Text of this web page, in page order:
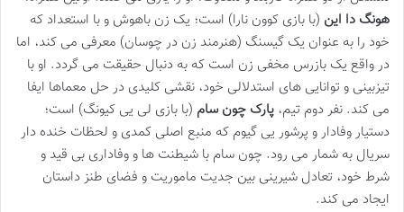
هونگ دا این (با بازی کوون نارا) است؛ یک زن باهوش و با استعداد که
خود را به عنوان یک گیسنگ (هنرمند زن در چوسان) معرفی می کند، اما
در واقع یک بازرس مخفی زن است که به دنبال حقیقت می گردد. او با
تیزبینی و توانایی های استدلالی خود، نقشی کلیدی در حل معماها ایفا
می کند. نفر دوم تیم، پارک چون سام (با بازی لی یی کیونگ) است؛
دستیار وفادار و پرشور یی گیوم که منبع اصلی کمدی و لحظات خنده دار
سریال به شمار می رود. چون سام با شیطنت ها و وفاداری بی قید و
شرط خود، تعادل شیرینی بین جدیت ماموریت و فضای طنز داستان
ایجاد می کند.